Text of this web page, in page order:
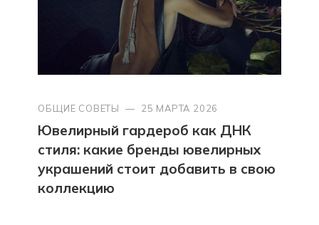
ОБЩИЕ СОВЕТЫ — 25 МАРТА 2026
Ювелирный гардероб как ДНК
стиля: какие бренды ювелирных
украшений стоит добавить в свою
коллекцию